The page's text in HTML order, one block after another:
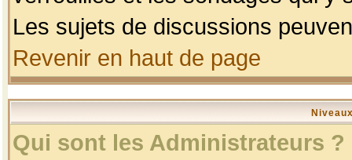
Les sujets de discussions
Revenir en haut de page
Qui sont les Administrateurs ?